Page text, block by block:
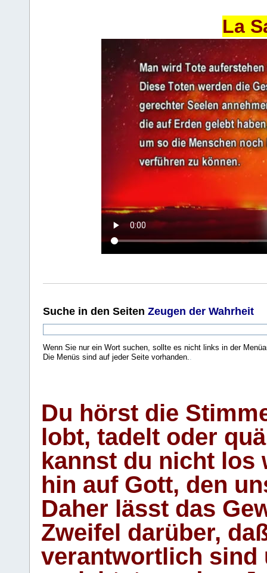
La
Suche in den Seiten Zeugen der Wahrheit
Wenn Sie nur ein Wort suchen, sollte es nicht links in der
Die Menüs sind auf jeder Seite vorhanden..
Du hörst die
lobt, tadelt oder
kannst du nicht los
hin auf Gott, den
Daher lässt das
Zweifel darüber,
verantwortlich sind